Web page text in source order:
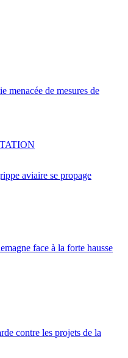
menacée de mesures de
aviaire se propage
face à la forte hausse
contre les projets de la